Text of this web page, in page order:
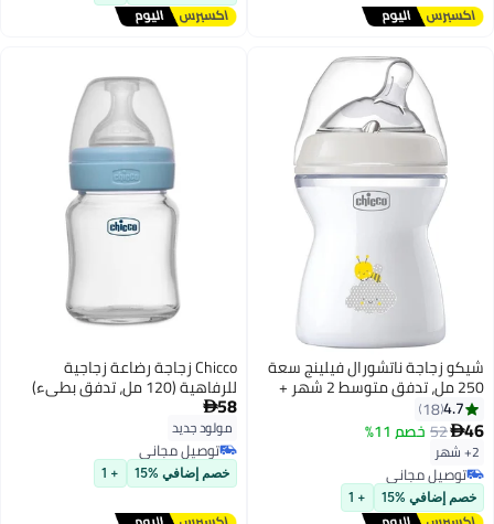
شيكو زجاجة ناتشورال فيلينج سعة
250 مل، تدفق متوسط 2 شهر +
سيليكون، محايدة
4.7
18
46
52 خصم 11%
2+ شهر
توصيل مجاني
توصيل مجاني
خصم إضافي %15 + 1
Chicco زجاجة رضاعة زجاجية
للرفاهية (120 مل، تدفق بطيء)
(أزرق) 0M+
58
مولود جديد
توصيل مجاني
توصيل مجاني
خصم إضافي %15 + 1